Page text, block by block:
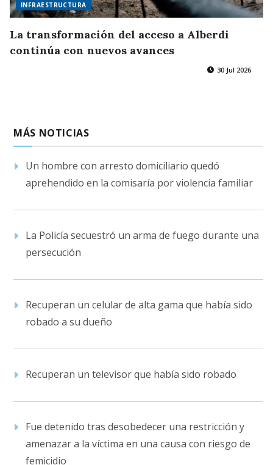
INFRAESTRUCTURA
La transformación del acceso a Alberdi
continúa con nuevos avances
30 Jul 2026
MÁS NOTICIAS
Un hombre con arresto domiciliario quedó
aprehendido en la comisaría por violencia familiar
La Policía secuestró un arma de fuego durante una
persecución
Recuperan un celular de alta gama que había sido
robado a su dueño
Recuperan un televisor que había sido robado
Fue detenido tras desobedecer una restricción y
amenazar a la víctima en una causa con riesgo de
femicidio